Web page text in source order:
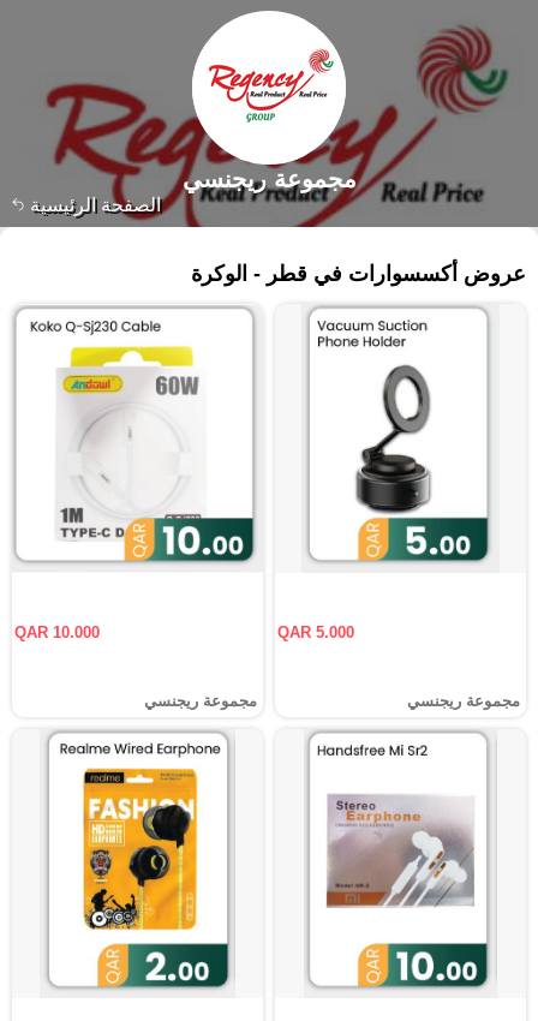
الصفحة الرئيسية
مجموعة ريجنسي
عروض أكسسوارات في قطر - الوكرة
QAR 5.000
مجموعة ريجنسي
QAR 10.000
مجموعة ريجنسي